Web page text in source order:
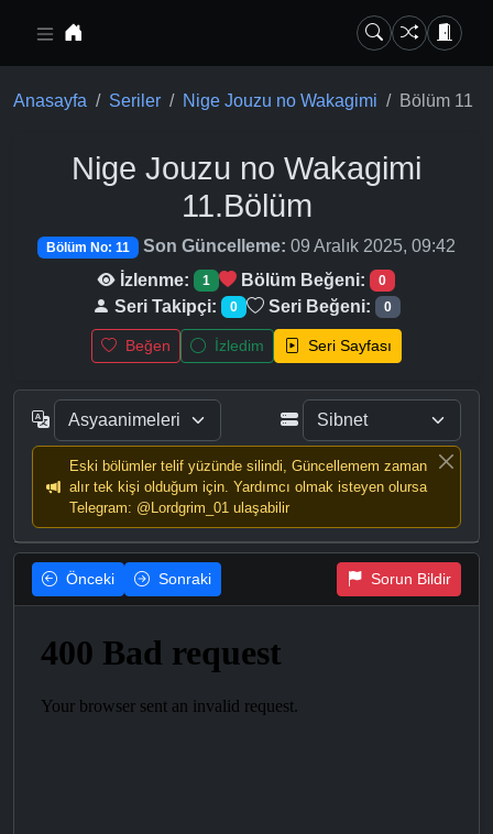
Anasayfa Seriler Nige Jouzu no Wakagimi Bölüm 11
Nige Jouzu no Wakagimi
11.Bölüm
Bölüm No: 11 Son Güncelleme: 09 Aralık 2025, 09:42
İzlenme:
1 Bölüm Beğeni: 0
Seri Takipçi: 0 Seri Beğeni: 0
Beğen İzledim Seri Sayfası
Eski bölümler telif yüzünde silindi, Güncellemem zaman
alır tek kişi olduğum için. Yardımcı olmak isteyen olursa
Telegram: @Lordgrim_01 ulaşabilir
Önceki Sonraki Sorun Bildir